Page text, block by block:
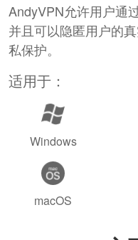
AndyVPN允许用户通
并且可以隐匿用户的
私保护。
适用于：
Windows
macOS